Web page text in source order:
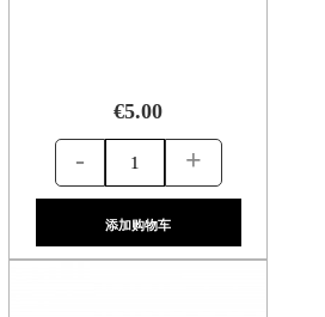
€5.00
- +
添加购物车